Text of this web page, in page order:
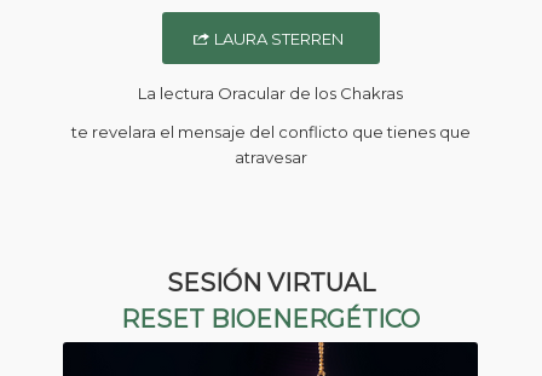
LAURA STERREN
La lectura Oracular de los Chakras
te revelara el mensaje del conflicto que tienes que
atravesar
SESIÓN VIRTUAL
RESET BIOENERGÉTICO